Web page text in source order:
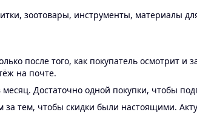
зоотовары, инструменты, материалы
после того, как покупатель осмотрит и
на почте.
Достаточно одной покупки, чтобы
за тем, чтобы скидки были настоящими.